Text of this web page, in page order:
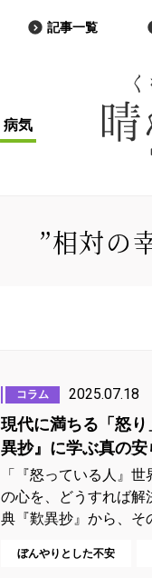
記事一覧
病気
”相対の
コラム 2025.07.18
現代に満ちる「怒
異抄』に学ぶ真の安
「『怒っている人』
の心を、どうすれば解
典『歎異抄』から、そ
ぼんやりとした不安